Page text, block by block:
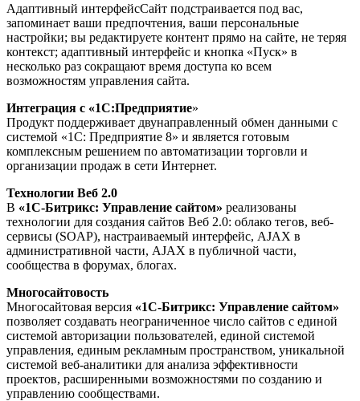
Адаптивный интерфейсСайт подстраивается под вас,
запоминает ваши предпочтения, ваши персональные
настройки; вы редактируете контент прямо на сайте, не теряя
контекст; адаптивный интерфейс и кнопка «Пуск» в
несколько раз сокращают время доступа ко всем
возможностям управления сайта.
Интеграция с «1С:Предприятие»
Продукт поддерживает двунаправленный обмен данными с
системой «1С: Предприятие 8» и является готовым
комплексным решением по автоматизации торговли и
организации продаж в сети Интернет.
Технологии Веб 2.0
В «1С-Битрикс: Управление сайтом» реализованы
технологии для создания сайтов Веб 2.0: облако тегов, веб-
сервисы (SOAP), настраиваемый интерфейс, AJAX в
административной части, AJAX в публичной части,
сообщества в форумах, блогах.
Многосайтовость
Многосайтовая версия «1С-Битрикс: Управление сайтом»
позволяет создавать неограниченное число сайтов с единой
системой авторизации пользователей, единой системой
управления, единым рекламным пространством, уникальной
системой веб-аналитики для анализа эффективности
проектов, расширенными возможностями по созданию и
управлению сообществами.